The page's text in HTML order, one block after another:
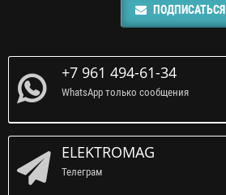
ПОДПИСАТЬСЯ
+7 961 494-61-34
WhatsApp только сообщения
ELEKTROMAG
Телеграм